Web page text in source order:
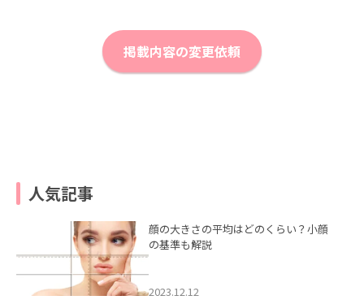
掲載内容の変更依頼
人気記事
顔の大きさの平均はどのくらい？小顔
の基準も解説
2023.12.12